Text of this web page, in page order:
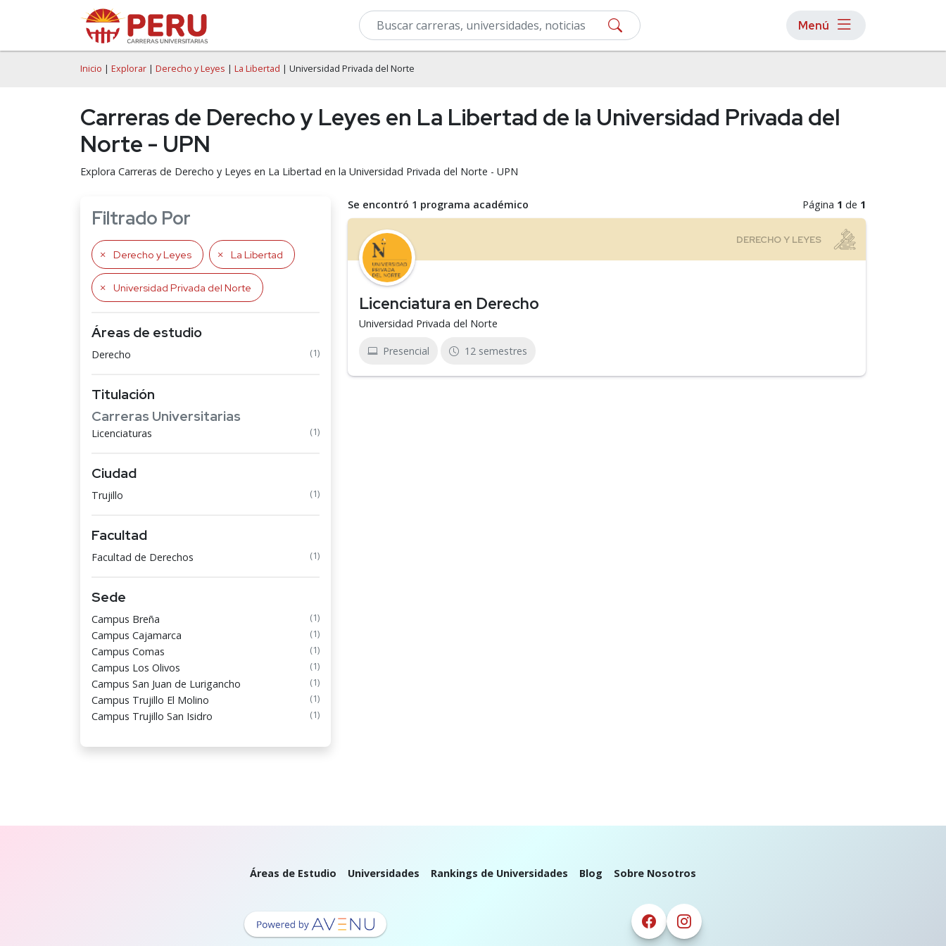
Menú
Inicio | Explorar | Derecho y Leyes | La Libertad | Universidad Privada del Norte
Carreras de Derecho y Leyes en La Libertad de la Universidad Privada del
Norte - UPN
Explora Carreras de Derecho y Leyes en La Libertad en la Universidad Privada del Norte - UPN
Filtrado Por
Derecho y Leyes La Libertad
Universidad Privada del Norte
Áreas de estudio
Derecho (1)
Titulación
Carreras Universitarias
Licenciaturas (1)
Ciudad
Trujillo (1)
Facultad
Facultad de Derechos (1)
Sede
Campus Breña (1)
Campus Cajamarca (1)
Campus Comas (1)
Campus Los Olivos (1)
Campus San Juan de Lurigancho (1)
Campus Trujillo El Molino (1)
Campus Trujillo San Isidro (1)
Se encontró 1 programa académico Página 1 de 1
Licenciatura en Derecho
Universidad Privada del Norte
Presencial 12 semestres
Áreas de Estudio Universidades Rankings de Universidades Blog Sobre Nosotros